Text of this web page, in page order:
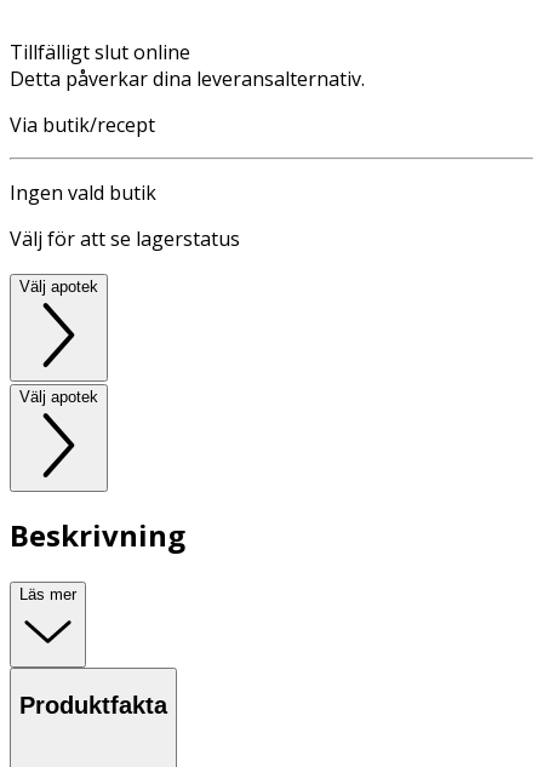
Tillfälligt slut online
Detta påverkar dina leveransalternativ.
Via butik/recept
Ingen vald butik
Välj för att se lagerstatus
Välj apotek
Välj apotek
Beskrivning
Läs mer
Produktfakta